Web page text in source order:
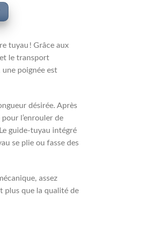
tuyau ! Grâce aux
le transport
poignée est
désirée. Après
l’enrouler de
guide-tuyau intégré
se plie ou fasse des
assez
plus que la qualité de